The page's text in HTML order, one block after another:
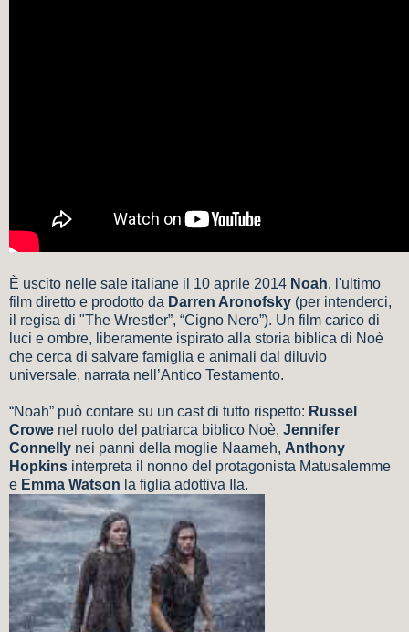
È uscito nelle sale italiane il 10 aprile 2014 Noah, l'ultimo
film diretto e prodotto da Darren Aronofsky (per intenderci,
il regisa di "The Wrestler”, “Cigno Nero”). Un film carico di
luci e ombre, liberamente ispirato alla storia biblica di Noè
che cerca di salvare famiglia e animali dal diluvio
universale, narrata nell’Antico Testamento.
“Noah” può contare su un cast di tutto rispetto: Russel
Crowe nel ruolo del patriarca biblico Noè, Jennifer
Connelly nei panni della moglie Naameh, Anthony
Hopkins interpreta il nonno del protagonista Matusalemme
e Emma Watson la figlia adottiva Ila.